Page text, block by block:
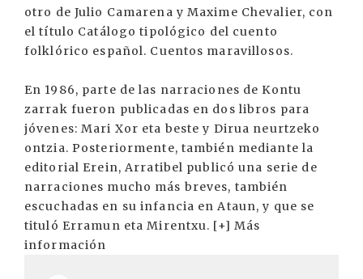
otro de Julio Camarena y Maxime Chevalier, con
el título Catálogo tipológico del cuento
folklórico español. Cuentos maravillosos.
En 1986, parte de las narraciones de Kontu
zarrak fueron publicadas en dos libros para
jóvenes: Mari Xor eta beste y Dirua neurtzeko
ontzia. Posteriormente, también mediante la
editorial Erein, Arratibel publicó una serie de
narraciones mucho más breves, también
escuchadas en su infancia en Ataun, y que se
tituló Erramun eta Mirentxu. [+] Más
información